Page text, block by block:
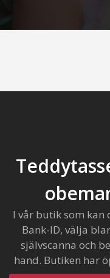
I vår butik som
Bank-ID, välja
självscanna och
hand. Butiken har